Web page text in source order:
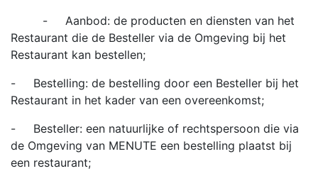
- Aanbod: de producten en diensten van het
Restaurant die de Besteller via de Omgeving bij het
Restaurant kan bestellen;
- Bestelling: de bestelling door een Besteller bij het
Restaurant in het kader van een overeenkomst;
- Besteller: een natuurlijke of rechtspersoon die via
de Omgeving van MENUTE een bestelling plaatst bij
een restaurant;